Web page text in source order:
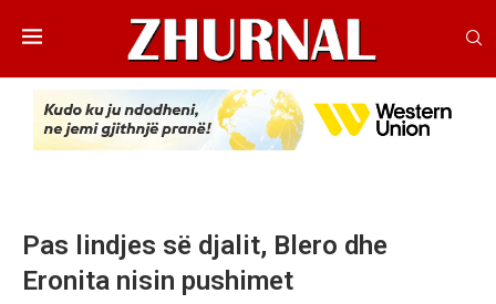
Pas lindjes së djalit, Blero dhe
Eronita nisin pushimet